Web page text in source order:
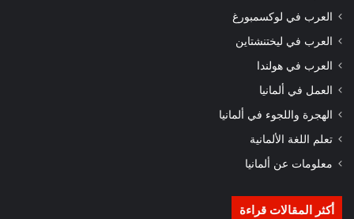
العرب في لوكسمبورغ
العرب في ليختنشتاين
العرب في هولندا
العمل في ألمانيا
الهجرة واللجوء في ألمانيا
تعلم اللغة الألمانية
معلومات عن ألمانيا
أكثر المقالات قراءة